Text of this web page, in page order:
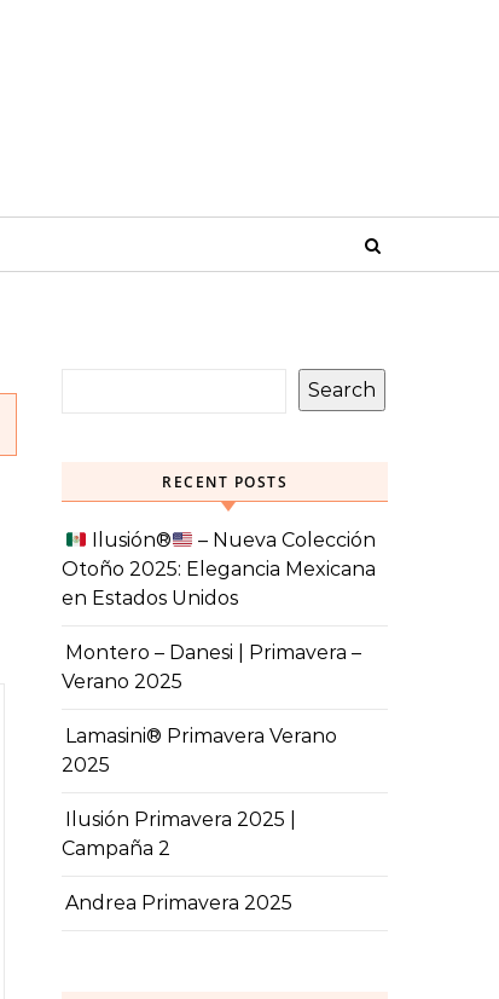
Search
RECENT POSTS
Ilusión®️
– Nueva Colección
Otoño 2025: Elegancia Mexicana
en Estados Unidos
Montero – Danesi | Primavera –
Verano 2025
Lamasini® Primavera Verano
2025
Ilusión Primavera 2025 |
Campaña 2
Andrea Primavera 2025